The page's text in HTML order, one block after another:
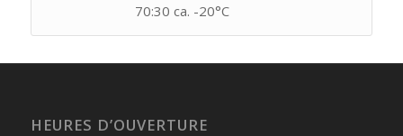
70:30 ca. -20°C
HEURES D’OUVERTURE